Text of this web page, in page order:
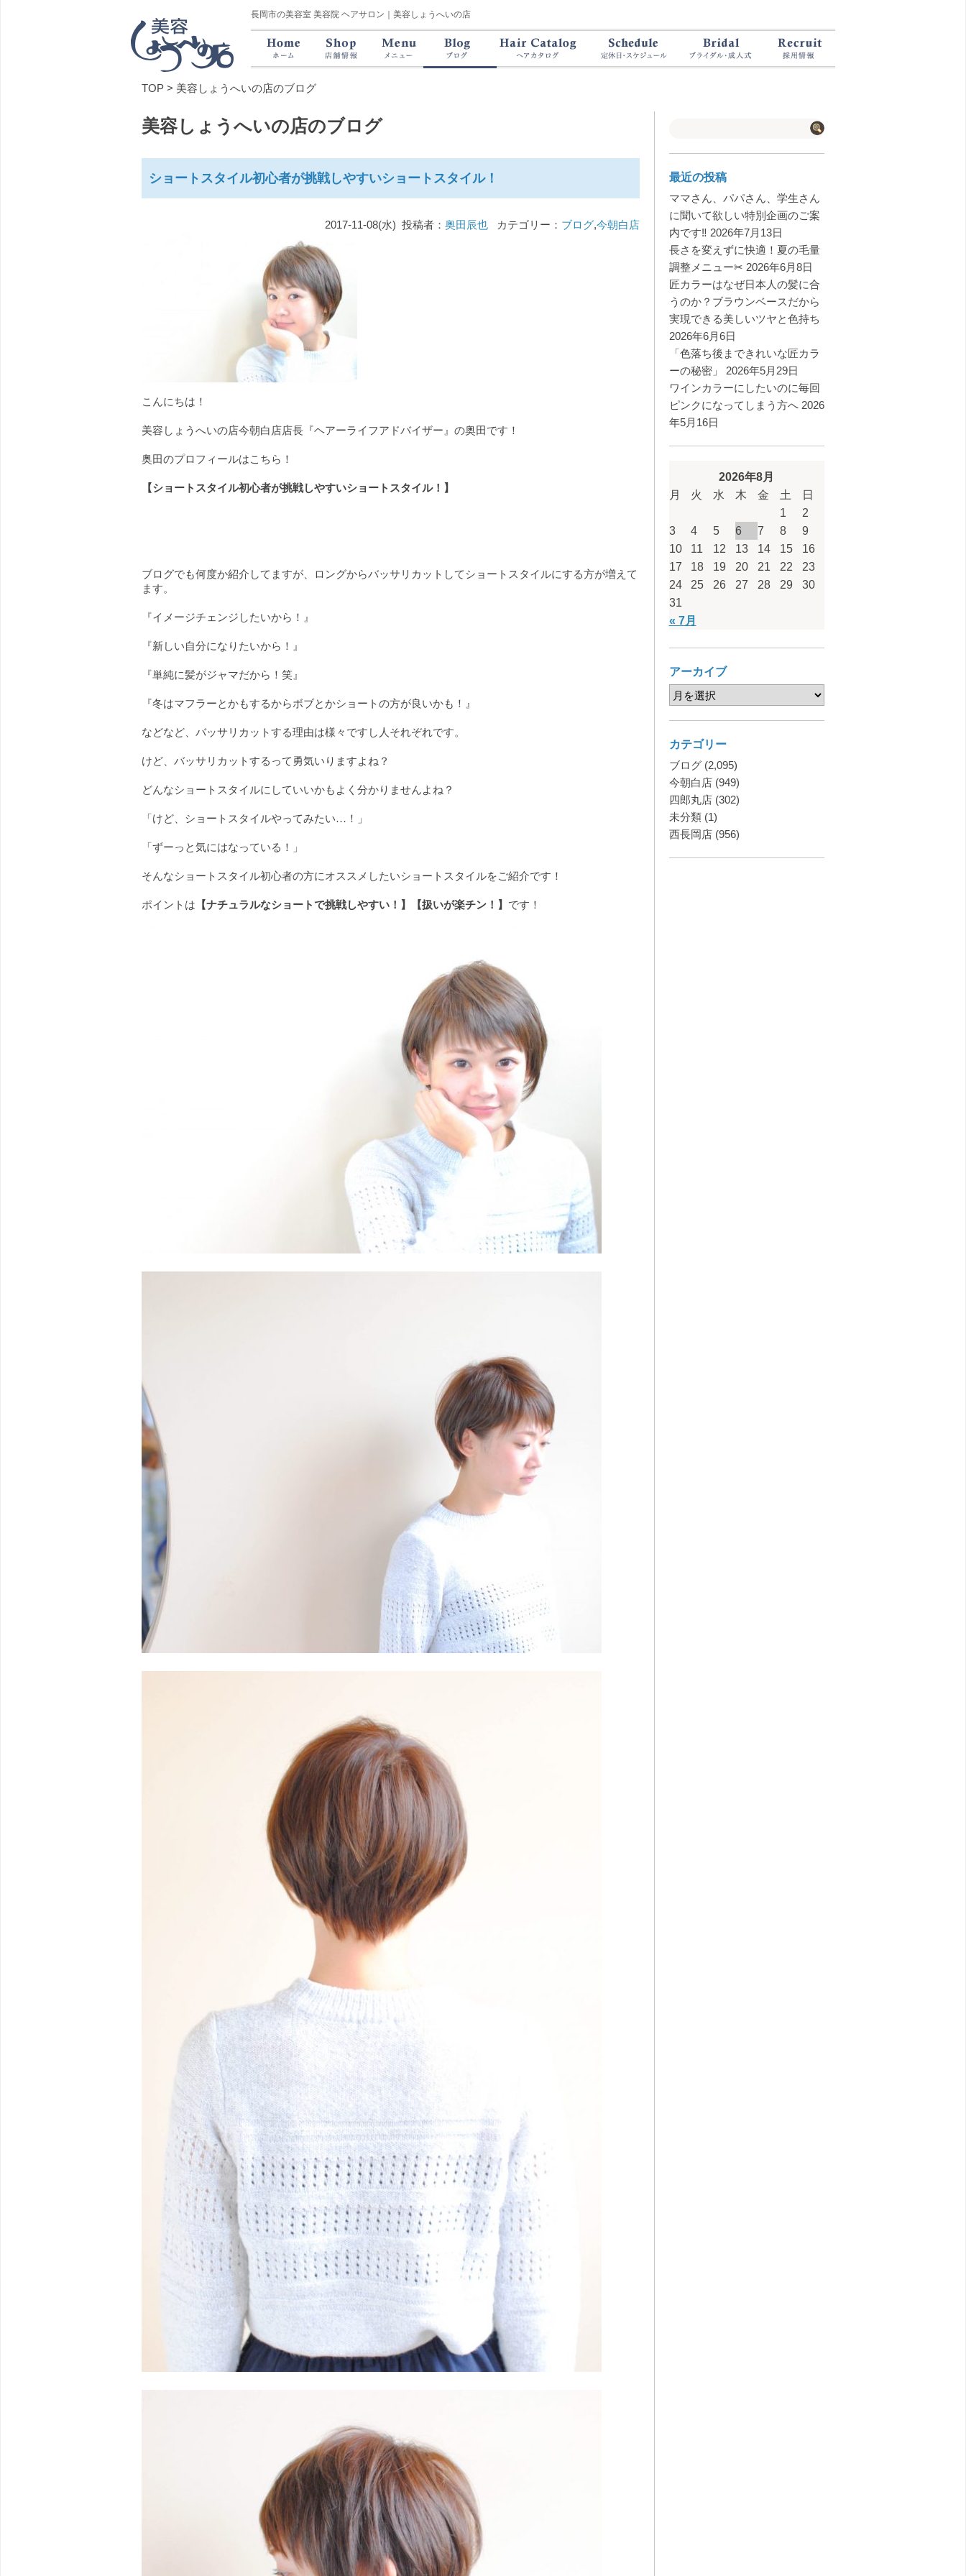
長岡市の美容室 美容院 ヘアサロン｜美容しょうへいの店
TOP > 美容しょうへいの店のブログ
美容しょうへいの店のブログ
ショートスタイル初心者が挑戦しやすいショートスタイル！
2017-11-08(水) 投稿者： 奥田辰也カテゴリー： ブログ,今朝白店
こんにちは！
美容しょうへいの店今朝白店店長『ヘアーライフアドバイザー』の奥田です！
奥田のプロフィールはこちら！
【ショートスタイル初心者が挑戦しやすいショートスタイル！】
ブログでも何度か紹介してますが、ロングからバッサリカットしてショートスタイルにする方が増えて
ます。
『イメージチェンジしたいから！』
『新しい自分になりたいから！』
『単純に髪がジャマだから！笑』
『冬はマフラーとかもするからボブとかショートの方が良いかも！』
などなど、バッサリカットする理由は様々ですし人それぞれです。
けど、バッサリカットするって勇気いりますよね？
どんなショートスタイルにしていいかもよく分かりませんよね？
「けど、ショートスタイルやってみたい…！」
「ずーっと気にはなっている！」
そんなショートスタイル初心者の方にオススメしたいショートスタイルをご紹介です！
ポイントは 【ナチュラルなショートで挑戦しやすい！】【扱いが楽チン！】 です！
最近の投稿
ママさん、パパさん、学生さん
に聞いて欲しい特別企画のご案
内です‼️ 2026年7月13日
長さを変えずに快適！夏の毛量
調整メニュー✂︎ 2026年6月8日
匠カラーはなぜ日本人の髪に合
うのか？ブラウンベースだから
実現できる美しいツヤと色持ち
2026年6月6日
「色落ち後まできれいな匠カラ
ーの秘密」
2026年5月29日
ワインカラーにしたいのに毎回
ピンクになってしまう方へ 2026
年5月16日
2026年8月
月
火 水 木 金 土 日
« 7月
1
2
3
4 5 6 7 8
9
10
11 12 13 14 15
16
17
18 19 20 21 22
23
24
25 26 27 28 29
30
31
アーカイブ
カテゴリー
ブログ(2,095)
今朝白店(949)
四郎丸店(302)
未分類(1)
西長岡店(956)